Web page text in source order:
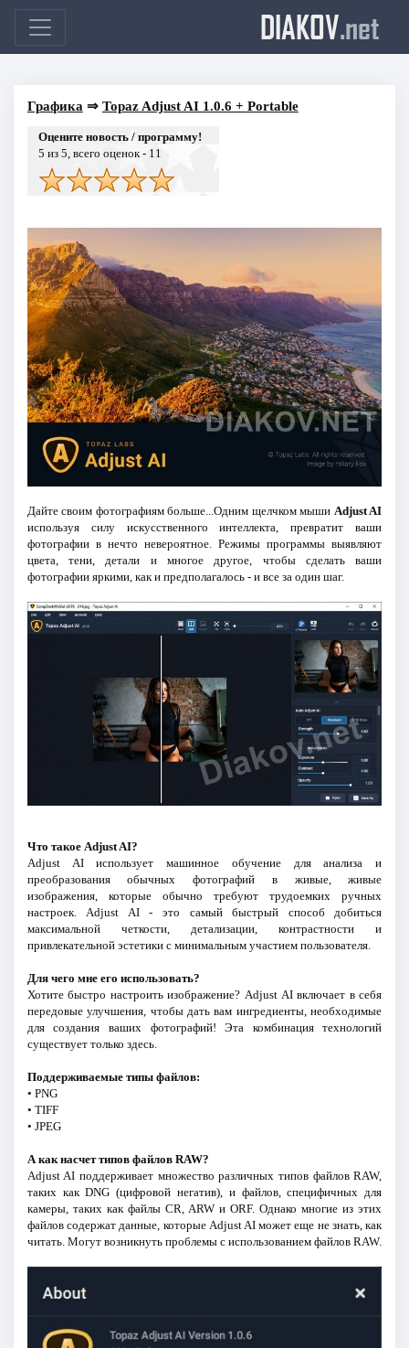
DIAKOV.net
Графика ⇒ Topaz Adjust AI 1.0.6 + Portable
Оцените новость / программу!
5 из 5, всего оценок - 11
Дайте своим фотографиям больше...Одним щелчком мыши Adjust AI
используя силу искусственного интеллекта, превратит ваши
фотографии в нечто невероятное. Режимы программы выявляют
цвета, тени, детали и многое другое, чтобы сделать ваши
фотографии яркими, как и предполагалось - и все за один шаг.
Что такое Adjust AI?
Adjust AI использует машинное обучение для анализа и
преобразования обычных фотографий в живые, живые
изображения, которые обычно требуют трудоемких ручных
настроек. Adjust AI - это самый быстрый способ добиться
максимальной четкости, детализации, контрастности и
привлекательной эстетики с минимальным участием пользователя.
Для чего мне его использовать?
Хотите быстро настроить изображение? Adjust AI включает в себя
передовые улучшения, чтобы дать вам ингредиенты, необходимые
для создания ваших фотографий! Эта комбинация технологий
существует только здесь.
Поддерживаемые типы файлов:
• PNG
• TIFF
• JPEG
А как насчет типов файлов RAW?
Adjust AI поддерживает множество различных типов файлов RAW,
таких как DNG (цифровой негатив), и файлов, специфичных для
камеры, таких как файлы CR, ARW и ORF. Однако многие из этих
файлов содержат данные, которые Adjust AI может еще не знать, как
читать. Могут возникнуть проблемы с использованием файлов RAW.